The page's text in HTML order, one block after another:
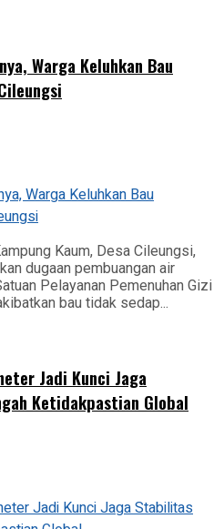
Warga Keluhkan Bau
Kaum, Desa Cileungsi,
dugaan pembuangan air
Pelayanan Pemenuhan Gizi
bau tidak sedap...
Jadi Kunci Jaga
Ketidakpastian Global